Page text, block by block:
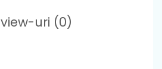
uri (0)